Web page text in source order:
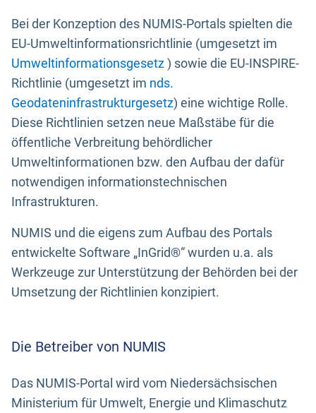
Bei der Konzeption des NUMIS-Portals spielten die
EU-Umweltinformationsrichtlinie (umgesetzt im
Umweltinformationsgesetz) sowie die EU-INSPIRE-
Richtlinie (umgesetzt im nds.
Geodateninfrastrukturgesetz) eine wichtige Rolle.
Diese Richtlinien setzen neue Maßstäbe für die
öffentliche Verbreitung behördlicher
Umweltinformationen bzw. den Aufbau der dafür
notwendigen informationstechnischen
Infrastrukturen.
NUMIS und die eigens zum Aufbau des Portals
entwickelte Software „InGrid®“ wurden u.a. als
Werkzeuge zur Unterstützung der Behörden bei der
Umsetzung der Richtlinien konzipiert.
Die Betreiber von NUMIS
Das NUMIS-Portal wird vom Niedersächsischen
Ministerium für Umwelt, Energie und Klimaschutz